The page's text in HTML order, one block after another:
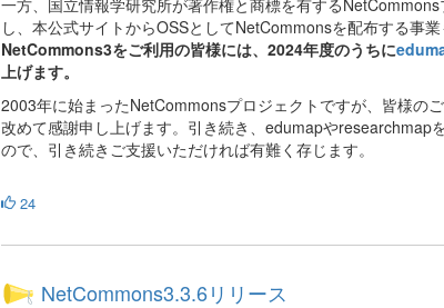
し、本公式サイトからOSSとしてNetCommonsを配布する事
NetCommons3をご利用の皆様には、2024年度のうちに
上げます。
2003年に始まったNetCommonsプロジェクトですが、皆様の
改めて感謝申し上げます。引き続き、edumapやresearchmap
ので、引き続きご支援いただければ有難く存じます。
24
NetCommons3.3.6リリース